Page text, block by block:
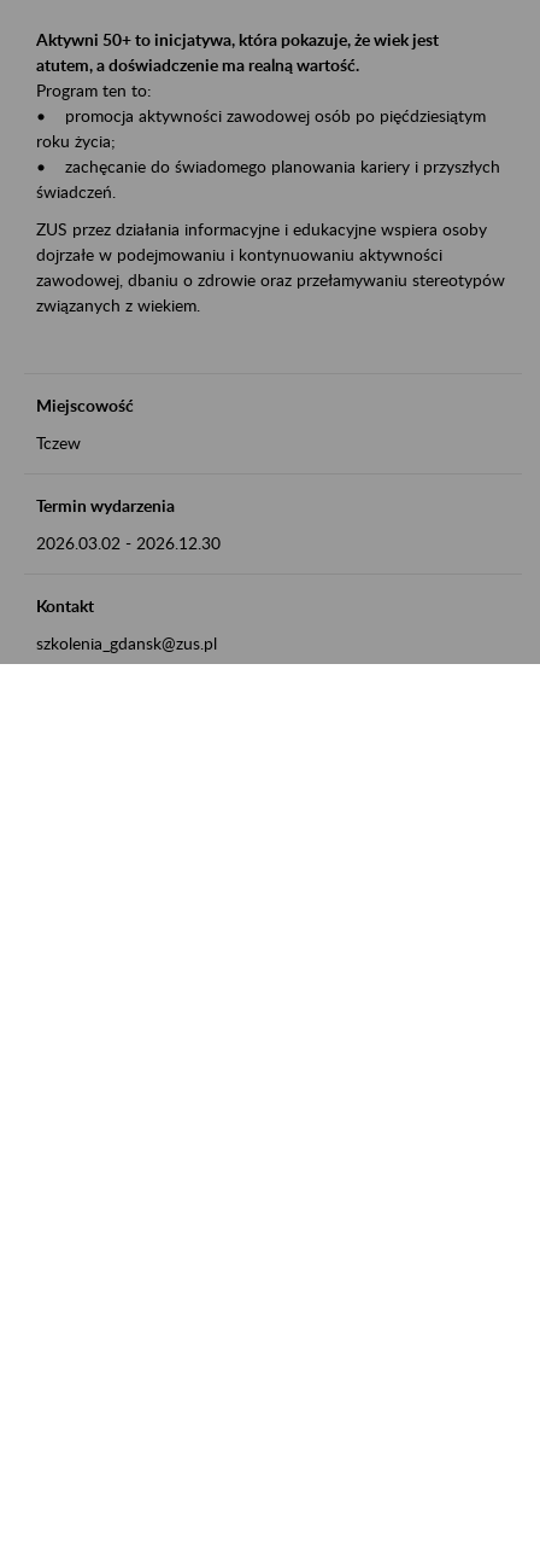
Aktywni 50+ to inicjatywa, która pokazuje, że wiek jest
atutem, a doświadczenie ma realną wartość.
Program ten to:
• promocja aktywności zawodowej osób po pięćdziesiątym
roku życia;
• zachęcanie do świadomego planowania kariery i przyszłych
świadczeń.
ZUS przez działania informacyjne i edukacyjne wspiera osoby
dojrzałe w podejmowaniu i kontynuowaniu aktywności
zawodowej, dbaniu o zdrowie oraz przełamywaniu stereotypów
związanych z wiekiem.
Miejscowość
Tczew
Termin wydarzenia
2026.03.02 - 2026.12.30
Kontakt
szkolenia_gdansk@zus.pl